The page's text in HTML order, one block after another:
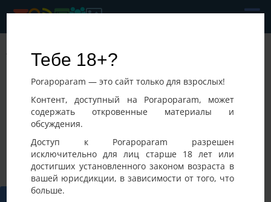
Тебе 18+?
Porapoparam — это сайт только для взрослых!
Контент, доступный на Porapoparam, может
содержать откровенные материалы и
обсуждения.
Доступ к Porapoparam разрешен
исключительно для лиц старше 18 лет или
достигших установленного законом возраста в
вашей юрисдикции, в зависимости от того, что
больше.
Andrii
05-08-2026 17:45
Украина, Мелитополь